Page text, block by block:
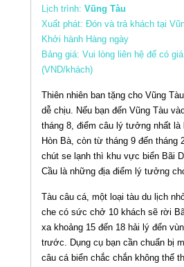
Lịch trình: Vũng Tàu
Xuất phát: Đón và trả khách tại
Khởi hành Hàng ngày
Bảng giá: Vui lòng liên hệ để có
(VND/khách)
Thiên nhiên ban tặng cho Vũng
dễ chịu. Nếu bạn đến Vũng Tàu
tháng 8, điểm câu lý tưởng nhất
Hòn Bà, còn từ tháng 9 đến tháng
chút se lạnh thì khu vực biển Bãi
Cầu là những địa điểm lý tưởng
Tàu câu cá, một loại tàu du lịch
che có sức chở 10 khách sẽ rời
xa khoảng 15 đến 18 hải lý đến
trước. Dụng cụ bạn cần chuẩn bị
câu cá biển chắc chắn không thể